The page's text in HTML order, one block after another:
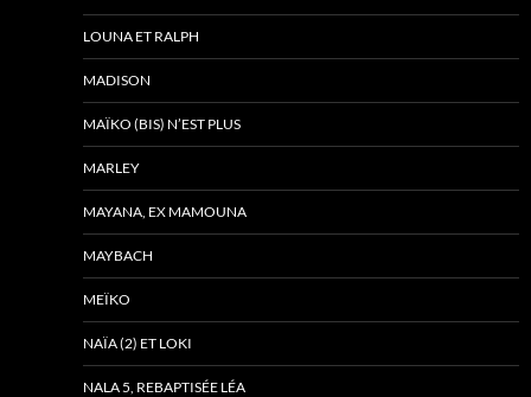
LOUNA ET RALPH
MADISON
MAÏKO (BIS) N’EST PLUS
MARLEY
MAYANA, EX MAMOUNA
MAYBACH
MEÏKO
NAÏA (2) ET LOKI
NALA 5, REBAPTISÉE LÉA